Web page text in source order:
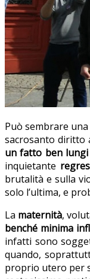
Può sembrare
sacrosanto diritto
un fatto ben lungi
inquietante
brutalità e sulla
solo l’ultima, e
La maternità,
benché minima
infatti sono
quando,
proprio utero per